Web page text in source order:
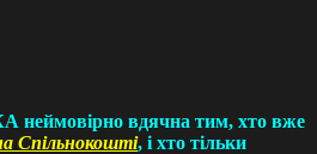
неймовірно вдячна тим, хто вже
Спільнокошті, і хто тільки